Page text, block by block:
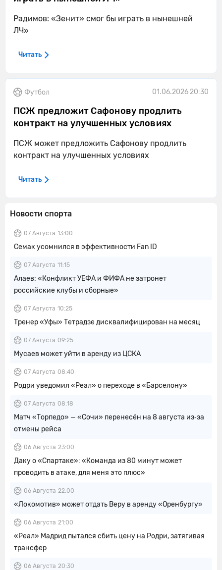
Новости спорта
07 Августа 13:00
Семак усомнился в эффективности Fan ID
07 Августа 11:15
Алаев: «Конфликт УЕФА и ФИФА не затронет
российские клубы и сборные»
07 Августа 10:25
Тренер «Уфы» Тетрадзе дисквалифицирован на месяц
07 Августа 09:25
Мусаев может уйти в аренду из ЦСКА
07 Августа 08:40
Родри уведомил «Реал» о переходе в «Барселону»
07 Августа 08:18
Матч «Торпедо» — «Сочи» перенесён на 8 августа из‑за
отмены рейса
06 Августа 23:00
Даку о «Спартаке»: «Команда из 80 минут может
проводить в атаке, для меня это плюс»
06 Августа 22:00
«Локомотив» может отдать Веру в аренду «Оренбургу»
06 Августа 21:00
«Реал» Мадрид пытался сбить цену на Родри, затягивая
трансфер
06 Августа 20:30
Радимов: «Зенит» смог бы играть в нынешней
ЛЧ»
Читать
Футбол 01.06.2026 20:30
ПСЖ предложит Сафонову продлить
контракт на улучшенных условиях
ПСЖ может предложить Сафонову продлить
контракт на улучшенных условиях
Читать